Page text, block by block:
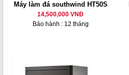
Máy làm đá southwind HT50S
14,500,000 VNĐ
Bảo hành : 12 tháng